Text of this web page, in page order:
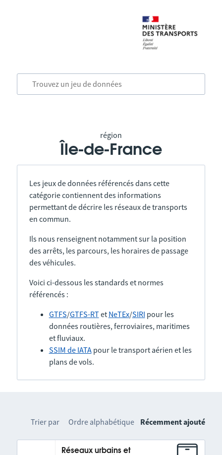
région
Île-de-France
Les jeux de données référencés dans cette
catégorie contiennent des informations
permettant de décrire les réseaux de transports
en commun.
Ils nous renseignent notamment sur la position
des arrêts, les parcours, les horaires de passage
des véhicules.
Voici ci-dessous les standards et normes
référencés :
GTFS/GTFS-RTet NeTEx/SIRI pour les
données routières, ferroviaires, maritimes
et fluviaux.
SSIM de IATApour le transport aérien et les
plans de vols.
Trier par Ordre alphabétique Récemment ajouté
Réseaux urbains et